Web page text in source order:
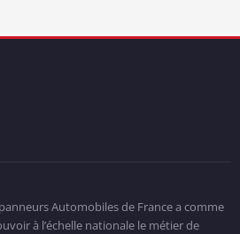
Automobiles de France a comme
à l’échelle nationale le métier de